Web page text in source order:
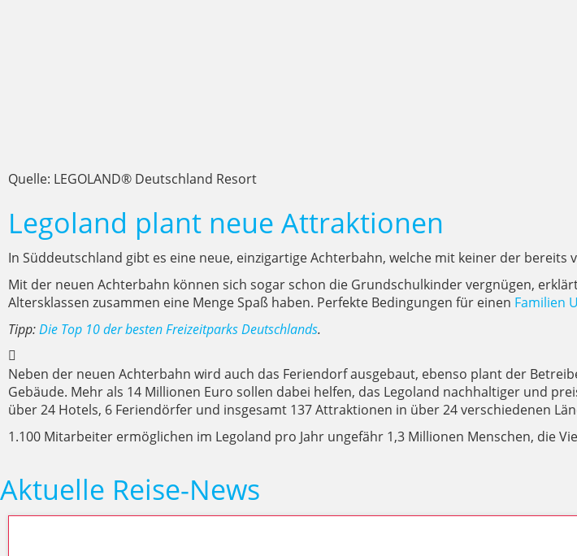
Quelle: LEGOLAND® Deutschland Resort
Legoland plant neue Attraktionen
In Süddeutschland gibt es eine neue, einzigartige Achterbahn, welche mit keiner der
Mit der neuen Achterbahn können sich sogar schon die Grundschulkinder vergnügen,
Altersklassen zusammen eine Menge Spaß haben. Perfekte Bedingungen für einen Familien
Tipp:Die Top 10 der besten Freizeitparks Deutschlands.
Neben der neuen Achterbahn wird auch das Feriendorf ausgebaut, ebenso plant der
Gebäude. Mehr als 14 Millionen Euro sollen dabei helfen, das Legoland nachhaltiger und
über 24 Hotels, 6 Feriendörfer und insgesamt 137 Attraktionen in über 24 verschiedenen
1.100 Mitarbeiter ermöglichen im Legoland pro Jahr ungefähr 1,3 Millionen Menschen, die
Aktuelle Reise-News